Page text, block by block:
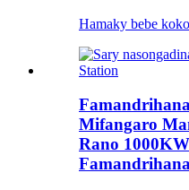
Hamaky bebe
Mifangaro
Rano